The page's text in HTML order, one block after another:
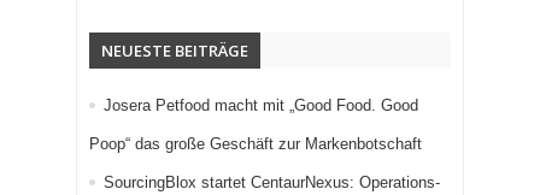
NEUESTE BEITRÄGE
Josera Petfood macht mit „Good Food. Good
Poop“ das große Geschäft zur Markenbotschaft
SourcingBlox startet CentaurNexus: Operations-